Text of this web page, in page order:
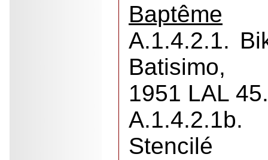
Baptême
A.1.4.2.1.
1951 LAL
Stencilé